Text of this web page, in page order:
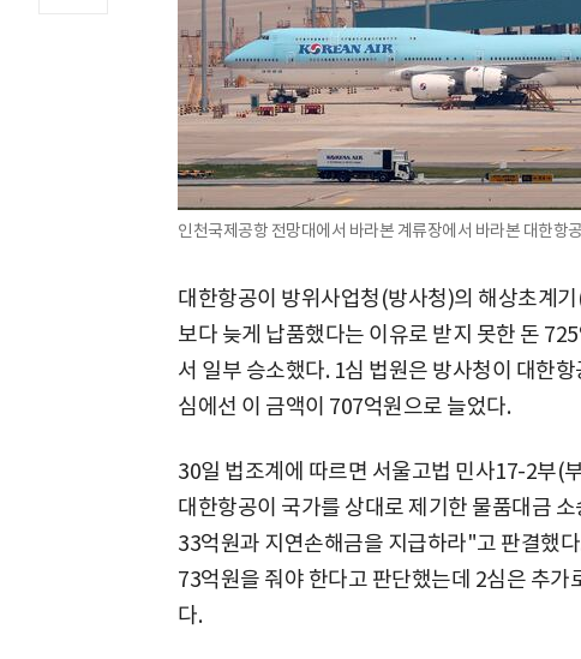
인천국제공항 전망대에서 바라본 계류장에서 바라본 대한항
대한항공이 방위사업청(방사청)의 해상초계
보다 늦게 납품했다는 이유로 받지 못한 돈
서 일부 승소했다. 1심 법원은 방사청이 대한
심에선 이 금액이 707억원으로 늘었다.
30일 법조계에 따르면 서울고법 민사17-2부(
대한항공이 국가를 상대로 제기한 물품대금
33억원과 지연손해금을 지급하라"고 판결했
73억원을 줘야 한다고 판단했는데 2심은 추가
다.